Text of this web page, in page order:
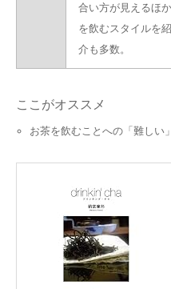
合い方が見えるほ
を飲むスタイルを
介も多数。
ここがオススメ
お茶を飲むことへの「難しい